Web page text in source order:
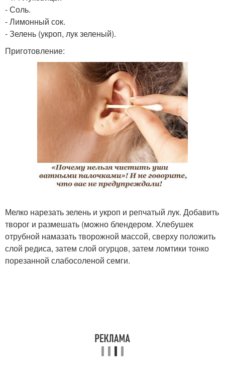
- Соль.
- Лимонный сок.
- Зелень (укроп, лук зеленый).
Приготовление:
Мелко нарезать зелень и укроп и репчатый лук. Добавить
творог и размешать (можно блендером. Хлебушек
отрубной намазать творожной массой, сверху положить
слой редиса, затем слой огурцов, затем ломтики тонко
порезанной слабосоленой семги.